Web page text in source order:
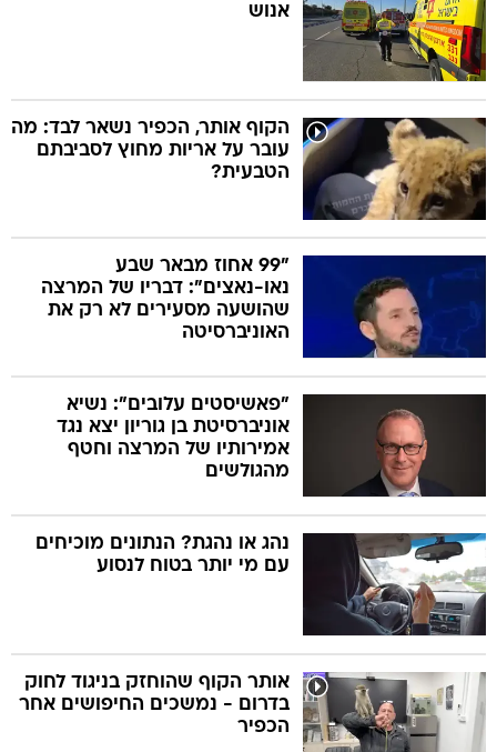
אנוש
הקוף אותר, הכפיר נשאר לבד: מה
עובר על אריות מחוץ לסביבתם
הטבעית?
"99 אחוז מבאר שבע
נאו-נאצים": דבריו של המרצה
שהושעה מסעירים לא רק את
האוניברסיטה
"פאשיסטים עלובים": נשיא
אוניברסיטת בן גוריון יצא נגד
אמירותיו של המרצה וחטף
מהגולשים
נהג או נהגת? הנתונים מוכיחים
עם מי יותר בטוח לנסוע
אותר הקוף שהוחזק בניגוד לחוק
בדרום - נמשכים החיפושים אחר
הכפיר